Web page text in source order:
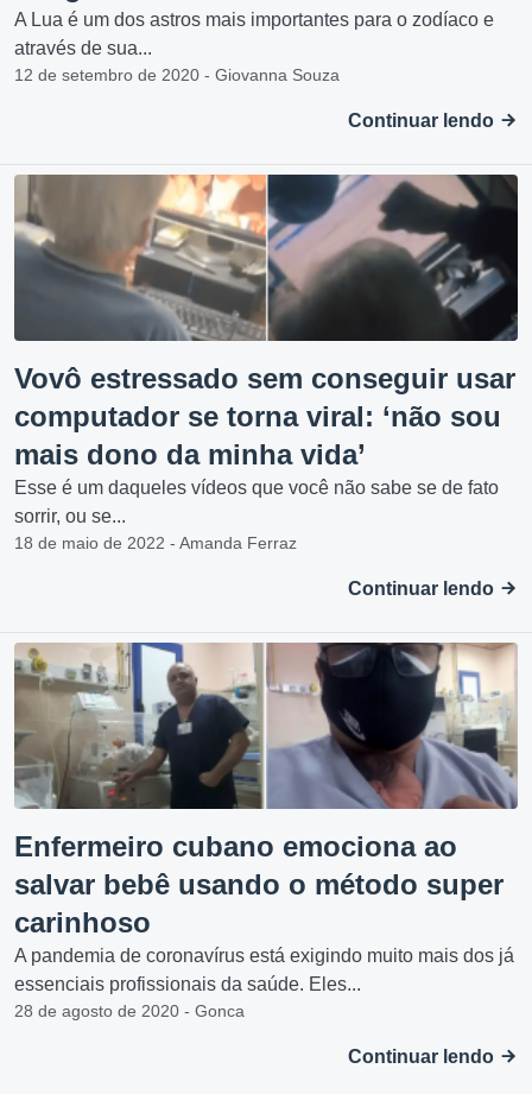
A Lua é um dos astros mais importantes para o zodíaco e
através de sua...
12 de setembro de 2020 - Giovanna Souza
Continuar lendo
Vovô estressado sem conseguir usar
computador se torna viral: ‘não sou
mais dono da minha vida’
Esse é um daqueles vídeos que você não sabe se de fato
sorrir, ou se...
18 de maio de 2022 - Amanda Ferraz
Continuar lendo
Enfermeiro cubano emociona ao
salvar bebê usando o método super
carinhoso
A pandemia de coronavírus está exigindo muito mais dos já
essenciais profissionais da saúde. Eles...
28 de agosto de 2020 - Gonca
Continuar lendo